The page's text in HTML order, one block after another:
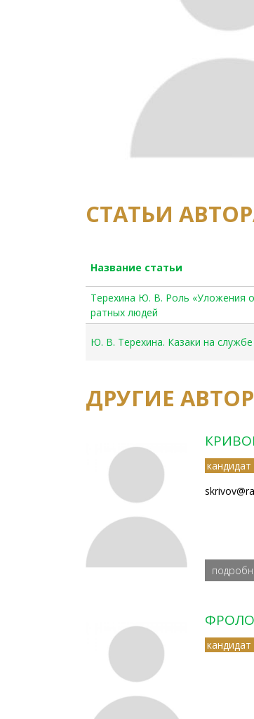
СТАТЬИ
Название статьи
Терехина Ю. В. Роль «Уложения
ратных людей
Ю. В. Терехина. Казаки на
ДРУГИЕ
кандидат
кандидат